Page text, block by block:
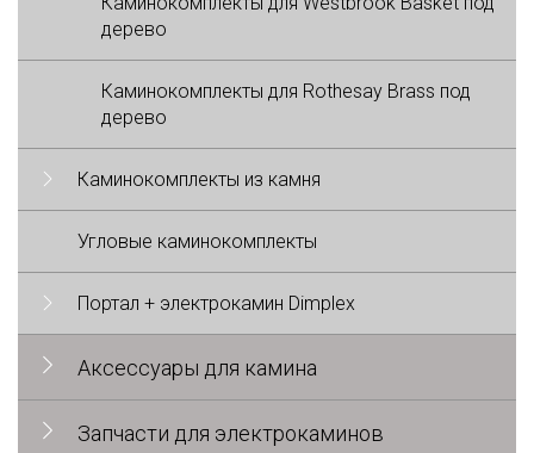
дерево
Каминокомплекты для Rothesay Brass под
дерево
Каминокомплекты из камня
Угловые каминокомплекты
Портал + электрокамин Dimplex
Аксессуары для камина
Запчасти для электрокаминов